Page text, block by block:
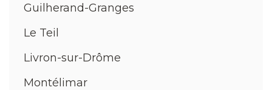
Guilherand-Granges
Le Teil
Livron-sur-Drôme
Montélimar